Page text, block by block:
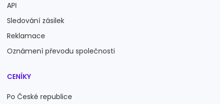
API
Sledování zásilek
Reklamace
Oznámení převodu společnosti
CENÍKY
Po České republice